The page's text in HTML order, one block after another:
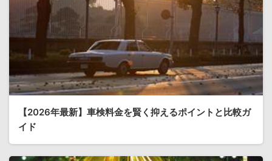
【2026年最新】車検料金を賢く抑えるポイントと比較ガ
イド